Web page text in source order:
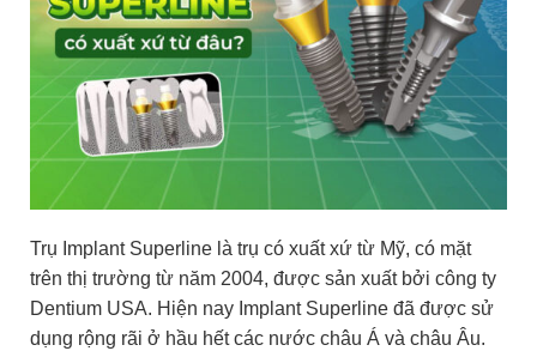
Trụ Implant Superline là trụ có xuất xứ từ Mỹ, có mặt
trên thị trường từ năm 2004, được sản xuất bởi công ty
Dentium USA. Hiện nay Implant Superline đã được sử
dụng rộng rãi ở hầu hết các nước châu Á và châu Âu.